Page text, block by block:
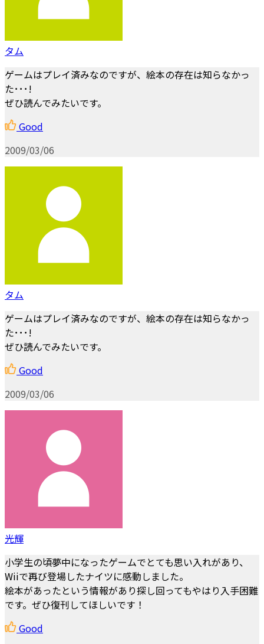
タム
ゲームはプレイ済みなのですが、絵本の存在は知らなかっ
た･･･!
ぜひ読んでみたいです。
Good
2009/03/06
タム
ゲームはプレイ済みなのですが、絵本の存在は知らなかっ
た･･･!
ぜひ読んでみたいです。
Good
2009/03/06
光輝
小学生の頃夢中になったゲームでとても思い入れがあり、
Wiiで再び登場したナイツに感動しました。
絵本があったという情報があり探し回ってもやはり入手困難
です。ぜひ復刊してほしいです！
Good